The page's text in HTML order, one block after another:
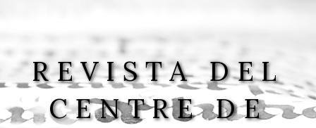
REVISTA DEL
CENTRE DE